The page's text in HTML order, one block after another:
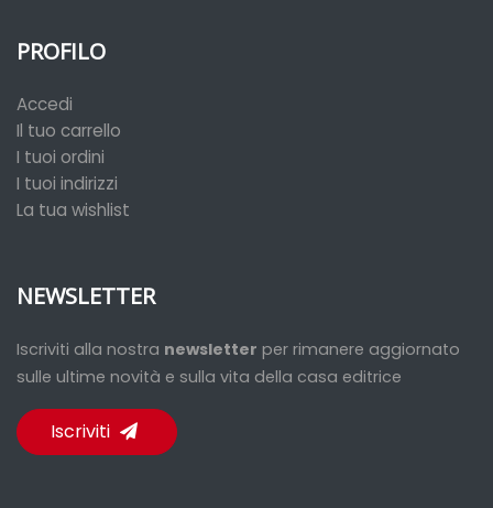
PROFILO
Accedi
Il tuo carrello
I tuoi ordini
I tuoi indirizzi
La tua wishlist
NEWSLETTER
Iscriviti alla nostra newsletter per rimanere aggiornato
sulle ultime novità e sulla vita della casa editrice
Iscriviti